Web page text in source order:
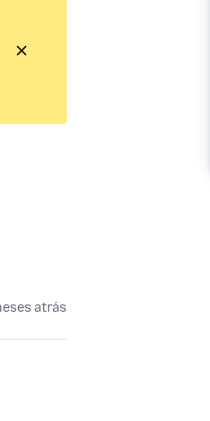
atrás